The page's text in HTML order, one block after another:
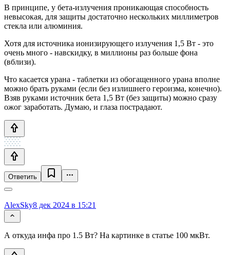
В принципе, у бета-излучения проникающая способность
невысокая, для защиты достаточно нескольких миллиметров
стекла или алюминия.
Хотя для источника ионизирующего излучения 1,5 Вт - это
очень много - навскидку, в миллионы раз больше фона
(вблизи).
Что касается урана - таблетки из обогащенного урана вполне
можно брать руками (если без излишнего героизма, конечно).
Взяв руками источник бета 1,5 Вт (без защиты) можно сразу
ожог заработать. Думаю, и глаза пострадают.
Ответить
AlexSky8 дек 2024 в 15:21
А откуда инфа про 1.5 Вт? На картинке в статье 100 мкВт.